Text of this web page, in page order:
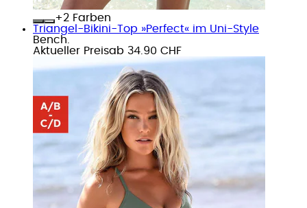
+
Farben
Triangel-Bikini-Top »Perfect« im Uni-Style
Bench.
Aktueller Preisab 34.90 CHF